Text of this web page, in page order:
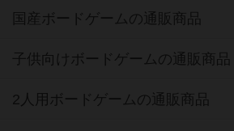
国産ボードゲームの通販商品
子供向けボードゲームの通販商品
2人用ボードゲームの通販商品